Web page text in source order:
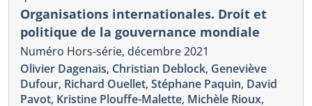
Organisations internationales. Droit et
politique de la gouvernance mondiale
Numéro Hors-série, décembre 2021
Olivier Dagenais, Christian Deblock, Geneviève
Dufour, Richard Ouellet, Stéphane Paquin, David
Pavot, Kristine Plouffe-Malette, Michèle Rioux,